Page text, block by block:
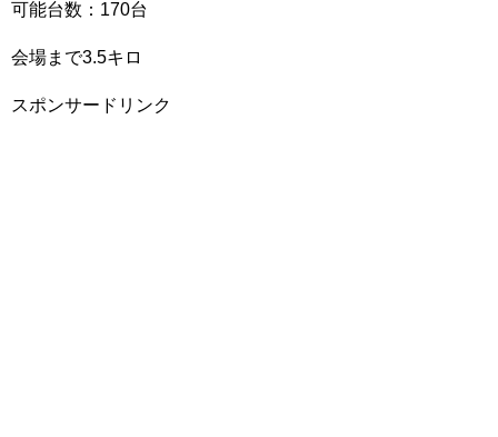
可能台数：170台
会場まで3.5キロ
スポンサードリンク